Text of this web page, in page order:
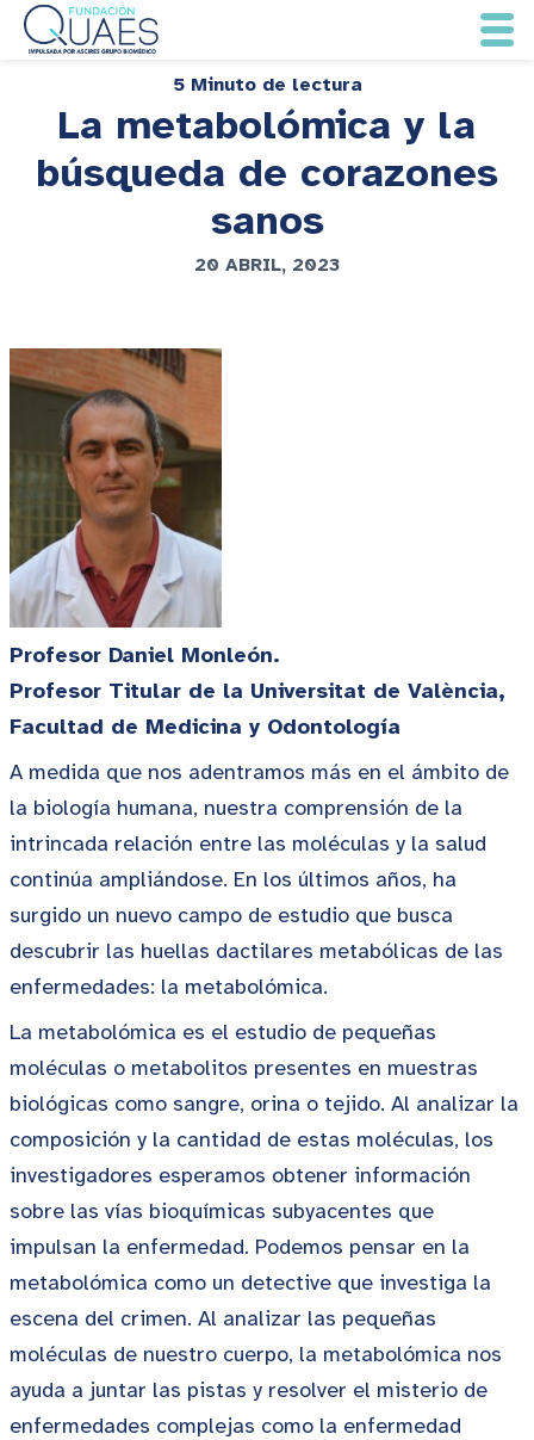
5 Minuto de lectura
La metabolómica y la
búsqueda de corazones
sanos
20 ABRIL, 2023
Profesor Daniel Monleón.
Profesor Titular de la Universitat de València,
Facultad de Medicina y Odontología
A medida que nos adentramos más en el ámbito de
la biología humana, nuestra comprensión de la
intrincada relación entre las moléculas y la salud
continúa ampliándose. En los últimos años, ha
surgido un nuevo campo de estudio que busca
descubrir las huellas dactilares metabólicas de las
enfermedades: la metabolómica.
La metabolómica es el estudio de pequeñas
moléculas o metabolitos presentes en muestras
biológicas como sangre, orina o tejido. Al analizar la
composición y la cantidad de estas moléculas, los
investigadores esperamos obtener información
sobre las vías bioquímicas subyacentes que
impulsan la enfermedad. Podemos pensar en la
metabolómica como un detective que investiga la
escena del crimen. Al analizar las pequeñas
moléculas de nuestro cuerpo, la metabolómica nos
ayuda a juntar las pistas y resolver el misterio de
enfermedades complejas como la enfermedad